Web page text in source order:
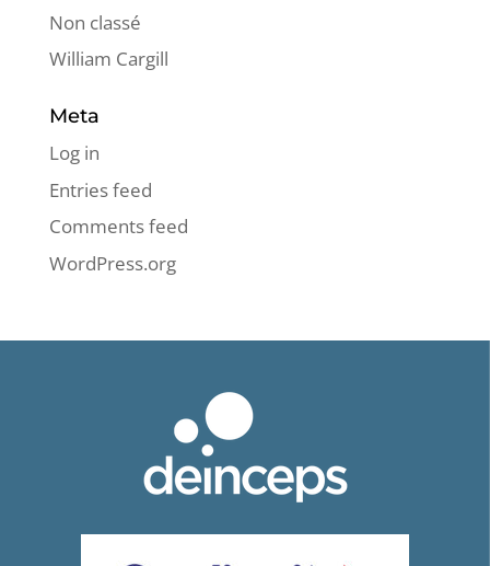
Non classé
William Cargill
Meta
Log in
Entries feed
Comments feed
WordPress.org